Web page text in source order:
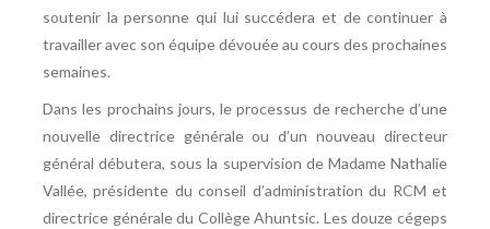
soutenir la personne qui lui succédera et de continuer à
travailler avec son équipe dévouée au cours des prochaines
semaines.
Dans les prochains jours, le processus de recherche d’une
nouvelle directrice générale ou d’un nouveau directeur
général débutera, sous la supervision de Madame Nathalie
Vallée, présidente du conseil d’administration du RCM et
directrice générale du Collège Ahuntsic. Les douze cégeps